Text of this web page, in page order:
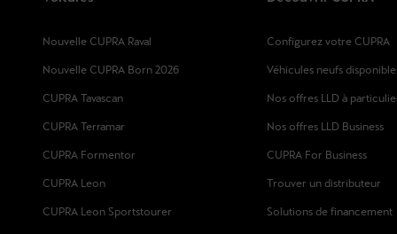
Nouvelle CUPRA Raval
Nouvelle CUPRA Born 2026
CUPRA Tavascan
CUPRA Terramar
CUPRA Formentor
CUPRA Leon
CUPRA Leon Sportstourer
Configurez votre CUPRA
Véhicules neufs
Nos offres LLD à
Nos offres LLD Business
CUPRA For Business
Trouver un distributeur
Solutions de financement